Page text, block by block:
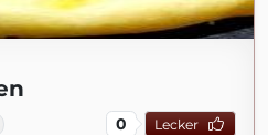
0 Lecker